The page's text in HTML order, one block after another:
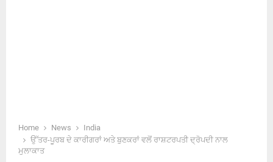
Home News
India
ਉੱਤਰ-ਪੂਰਬ ਦੇ ਕਾਰੀਗਰਾਂ ਅਤੇ ਬੁਣਕਰਾਂ ਵਲੋਂ ਰਾਸ਼ਟਰਪਤੀ ਦ੍ਰੋਪਦੀ ਨਾਲ
ਮੁਲਾਕਾਤ